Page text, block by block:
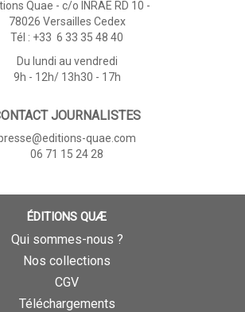
Quae - c/o INRAE RD 10 -
78026 Versailles Cedex
Tél : +33 6 33 35 48 40
Du lundi au vendredi
9h - 12h/ 13h30 - 17h
JOURNALISTES
quae.com
06 71 15 24 28
ÉDITIONS QUÆ
Qui sommes-nous ?
Nos collections
CGV
Téléchargements